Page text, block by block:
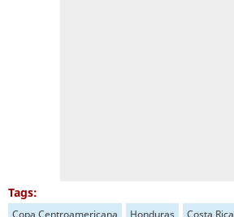
Tags:
Copa Centroamericana Honduras Costa Rica